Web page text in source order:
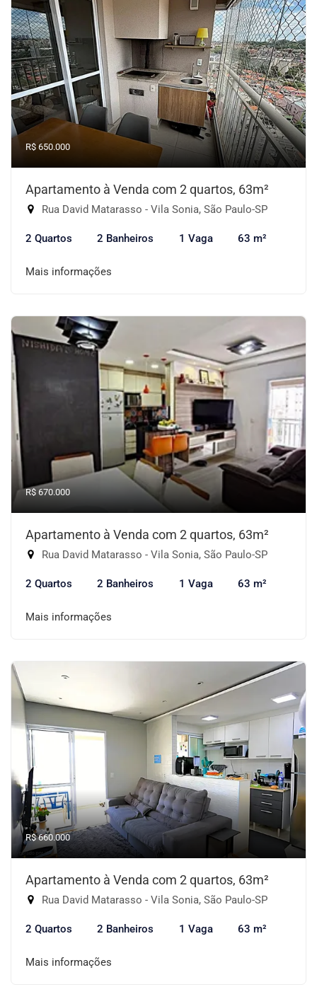
R$ 650.000
Apartamento à Venda com 2 quartos, 63m²
Rua David Matarasso - Vila Sonia, São Paulo-SP
2 Quartos 2 Banheiros 1 Vaga 63 m²
Mais informações
R$ 670.000
Apartamento à Venda com 2 quartos, 63m²
Rua David Matarasso - Vila Sonia, São Paulo-SP
2 Quartos 2 Banheiros 1 Vaga 63 m²
Mais informações
R$ 660.000
Apartamento à Venda com 2 quartos, 63m²
Rua David Matarasso - Vila Sonia, São Paulo-SP
2 Quartos 2 Banheiros 1 Vaga 63 m²
Mais informações